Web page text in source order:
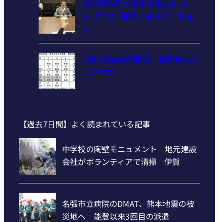
美術博物館の基本計画を答申
伊賀市長「構想は抜本的に見直
す」
9月の実施体制発表 伊賀地域の
二次救急
【過去7日間】よく読まれている記事